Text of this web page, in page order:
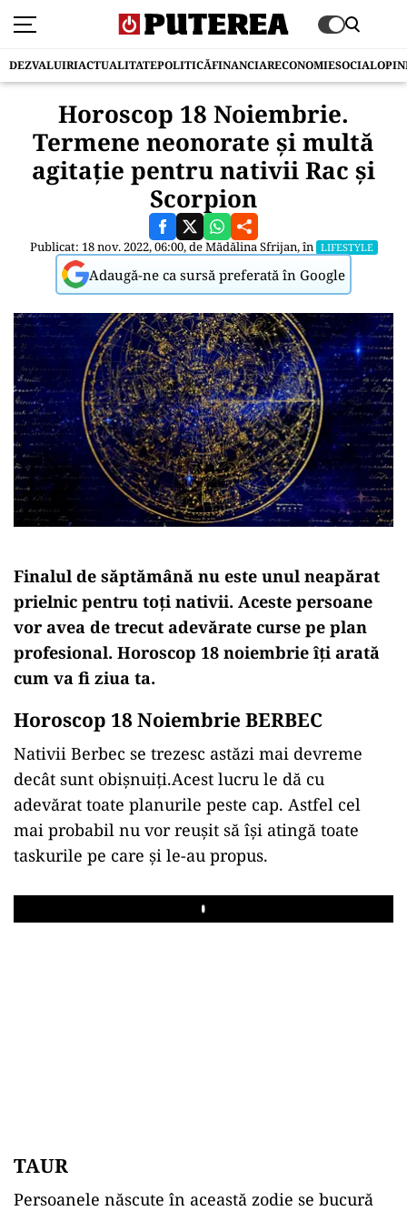
DEZVALUIRIACTUALITATEPOLITICĂFINANCIARECONOMIESOCIAL
Horoscop 18 Noiembrie.
Termene neonorate și multă
agitație pentru nativii Rac și
Scorpion
Publicat: 18 nov. 2022, 06:00, deMădălina Sfrijan, în LIFESTYLE
Adaugă-ne ca sursă preferată în Google
Finalul de săptămână nu este unul neapărat
prielnic pentru toți nativii. Aceste persoane
vor avea de trecut adevărate curse pe plan
profesional. Horoscop 18 noiembrie îți arată
cum va fi ziua ta.
Horoscop 18 Noiembrie BERBEC
Nativii Berbec se trezesc astăzi mai devreme
decât sunt obișnuiți.Acest lucru le dă cu
adevărat toate planurile peste cap. Astfel cel
mai probabil nu vor reușit să își atingă toate
taskurile pe care și le-au propus.
Play
TAUR
Persoanele născute în această zodie se bucură